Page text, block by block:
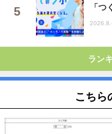
「
ラン
こちら